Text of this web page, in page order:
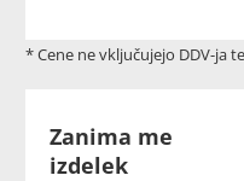
* Cene ne vključujejo DDV-ja
Zanima me
izdelek